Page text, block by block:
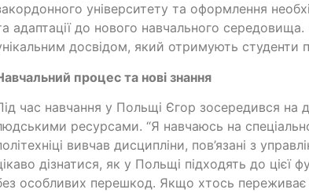
університету та оформлення
адаптації до нового навчального
досвідом, який отримують студенти
процес та нові знання
час навчання у Польщі Єгор зосередився на
ресурсами. “Я навчаюсь на
вивчав дисципліни, пов’язані з
дізнатися, як у Польщі підходять до
особливих перешкод. Якщо хтось переживає